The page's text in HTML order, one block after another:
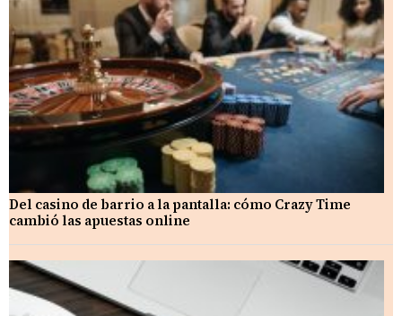
Del casino de barrio a la pantalla: cómo Crazy Time
cambió las apuestas online